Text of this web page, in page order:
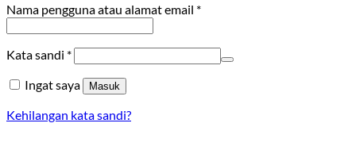
Nama pengguna atau alamat email *Wajib
Kata sandi *Wajib
Ingat saya Masuk
Kehilangan kata sandi?